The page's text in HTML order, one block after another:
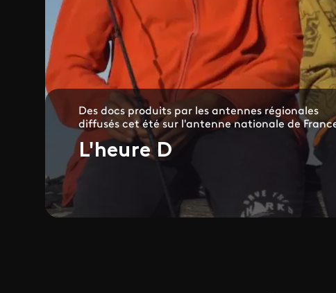
Des docs produits par les antennes régionales
diffusés cet été sur l'antenne nationale de
L'heure D